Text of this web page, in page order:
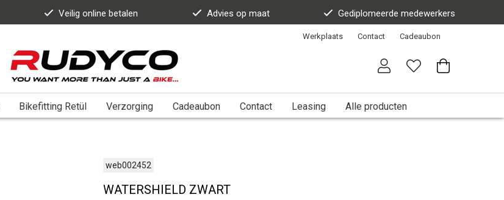
Veilig online betalen Advies op maat Gediplomeerde medewerkers
Werkplaats Contact Cadeaubon
Bikefitting Retül Verzorging Cadeaubon Contact Leasing Alle producten
web002452
WATERSHIELD ZWART